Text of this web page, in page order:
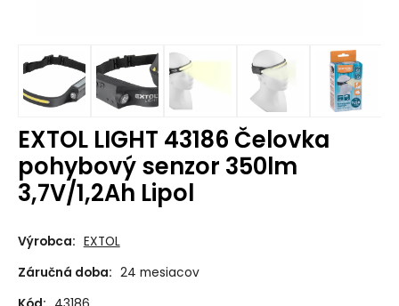
EXTOL LIGHT 43186 Čelovka
pohybový senzor 350lm
3,7V/1,2Ah Lipol
Výrobca: EXTOL
Záručná doba: 24 mesiacov